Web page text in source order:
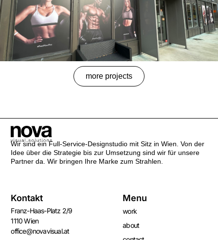
more projects
Wir sind ein Full-Service-Designstudio mit Sitz in Wien. Von der
Idee über die Strategie bis zur Umsetzung sind wir für unsere
Partner da. Wir bringen Ihre Marke zum Strahlen.
Kontakt
Franz-Haas-Platz 2/9
1110 Wien
office@novavisual.at
Menu
work
about